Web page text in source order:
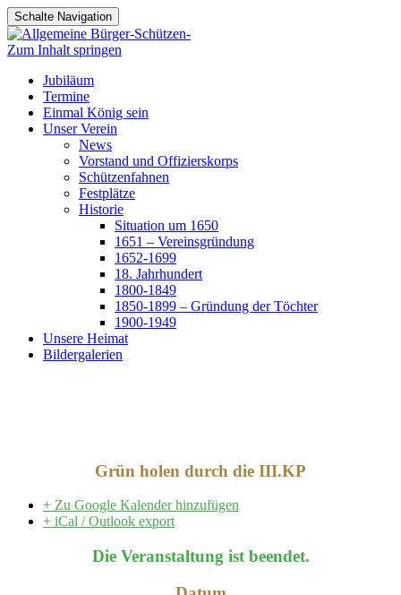
Schalte Navigation
Zum Inhalt springen
Jubiläum
Termine
Einmal König sein
Unser Verein
News
Vorstand und Offizierskorps
Schützenfahnen
Festplätze
Historie
Situation um 1650
1651 – Vereinsgründung
1652-1699
18. Jahrhundert
1800-1849
1850-1899 – Gründung der Töchter
1900-1949
Unsere Heimat
Bildergalerien
Grün holen durch die III.KP
+ Zu Google Kalender hinzufügen
+ iCal / Outlook export
Die Veranstaltung ist beendet.